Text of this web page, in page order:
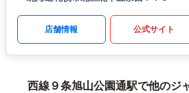
店舗情報 公式サイト
西線９条旭山公園通駅で他のジ